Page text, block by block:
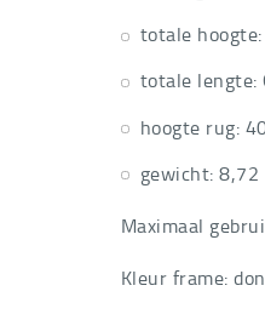
totale
totale lengte:
hoogte rug:
gewicht: 8,72
Maximaal
Kleur frame: